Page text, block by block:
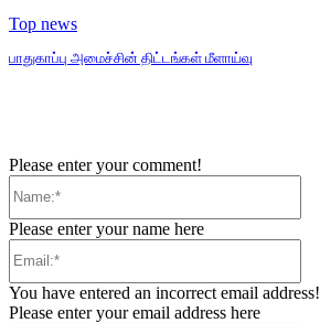
Top news
பாதுகாப்பு அமைச்சின் திட்டங்கள் மீளாய்வு
Please enter your comment!
Please enter your name here
You have entered an incorrect email address!
Please enter your email address here